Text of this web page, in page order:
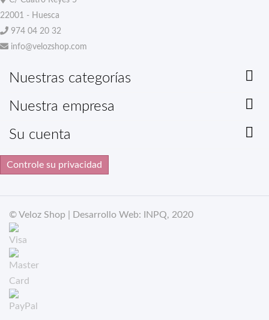
22001 - Huesca
974 04 20 32
info@velozshop.com
Nuestras categorías 
Nuestra empresa 
Su cuenta 
Controle su privacidad
© Veloz Shop | Desarrollo Web: INPQ, 2020